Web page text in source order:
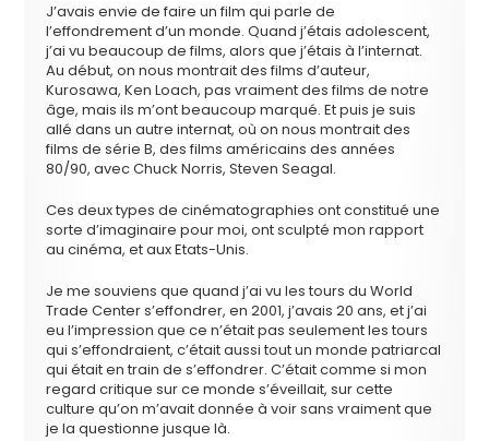
J’avais envie de faire un film qui parle de
l’effondrement d’un monde. Quand j’étais adolescent,
j’ai vu beaucoup de films, alors que j’étais à l’internat.
Au début, on nous montrait des films d’auteur,
Kurosawa, Ken Loach, pas vraiment des films de notre
âge, mais ils m’ont beaucoup marqué. Et puis je suis
allé dans un autre internat, où on nous montrait des
films de série B, des films américains des années
80/90, avec Chuck Norris, Steven Seagal.
Ces deux types de cinématographies ont constitué une
sorte d’imaginaire pour moi, ont sculpté mon rapport
au cinéma, et aux Etats-Unis.
Je me souviens que quand j’ai vu les tours du World
Trade Center s’effondrer, en 2001, j’avais 20 ans, et j’ai
eu l’impression que ce n’était pas seulement les tours
qui s’effondraient, c’était aussi tout un monde patriarcal
qui était en train de s’effondrer. C’était comme si mon
regard critique sur ce monde s’éveillait, sur cette
culture qu’on m’avait donnée à voir sans vraiment que
je la questionne jusque là.